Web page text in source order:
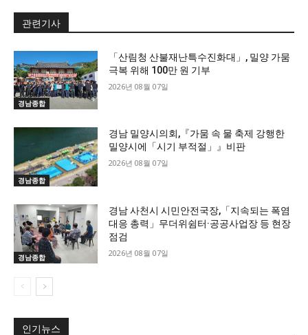
관련기사
경남종합
「산림청 산불재난특수진화대」, 밀양 가뭄
극복 위해 100만 원 기부
2026년 08월 07일
경남종합
경남 밀양시의회,『가뭄 속 물 축제 강행한
밀양시에「시기 부적절」』비판
2026년 08월 07일
경남종합
경남 사천시 시민안전국장,「지속되는 폭염
대응 총력」무더위쉼터·공공사업장 등 현장
점검
2026년 08월 07일
인기뉴스